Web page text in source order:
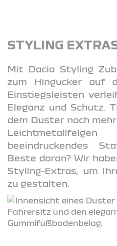
STYLING
Mit Dacia Styling
zum Hingucker auf
Einstiegsleisten
Eleganz und Schutz.
dem Duster noch
beeindruckendes
Beste daran? Wir
Styling-Extras, um
zu gestalten.